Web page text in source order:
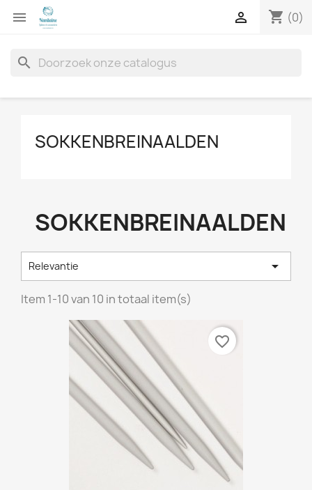
 shopping_cart (0)

search
SOKKENBREINAALDEN
SOKKENBREINAALDEN
Relevantie 
Item 1-10 van 10 in totaal item(s)
favorite_border